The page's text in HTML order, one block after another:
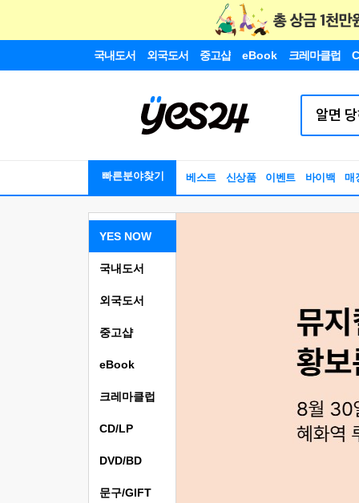
국내도서 외국도서 중고샵 eBook 크레마클럽
빠른분야찾기 베스트 신상품 이벤트 바이백 매
YES NOW
국내도서
외국도서
중고샵
eBook
크레마클럽
CD/LP
DVD/BD
문구/GIFT